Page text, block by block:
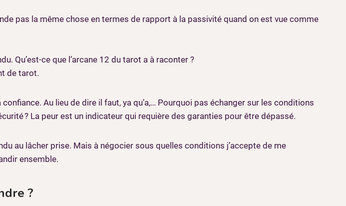
pas la même chose en termes de rapport à la passivité quand on est vue comme
Qu’est-ce que l’arcane 12 du tarot a à raconter ?
de tarot.
Au lieu de dire il faut, ya qu’a,… Pourquoi pas échanger sur les conditions
? La peur est un indicateur qui requière des garanties pour être dépassé.
au lâcher prise. Mais à négocier sous quelles conditions j’accepte de me
ensemble.
?